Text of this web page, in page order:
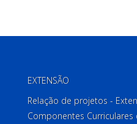
EXTENSÃO
Relação de projetos -
Componentes Curriculares